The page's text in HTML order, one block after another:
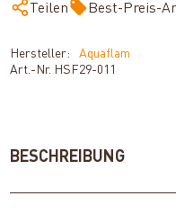
Teilen Best-Preis-
Hersteller:
Aquaflam
Art.-Nr. HSF29-011
BESCHREIBUNG